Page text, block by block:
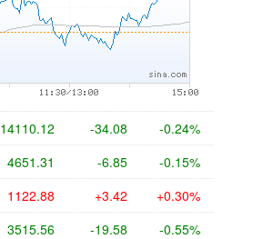
14110.12 -34.08 -0.24%
4651.31 -6.85 -0.15%
1122.88 +3.42 +0.30%
3515.56 -19.58 -0.55%